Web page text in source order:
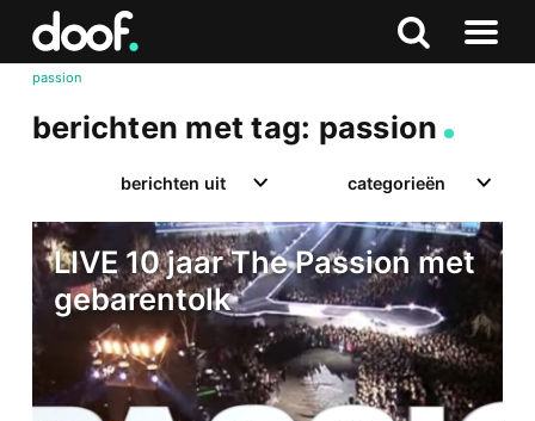
Zoeken
Naar
passion
berichten met tag: passion
berichten uit categorieën
LIVE 10 jaar The Passion met
gebarentolk
Doof.nl
Zoeken